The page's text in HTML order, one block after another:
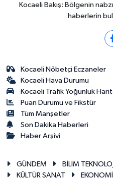
Kocaeli Bakış: Bölgenin
haberlerin
Kocaeli Nöbetçi Eczaneler
Kocaeli Hava Durumu
Kocaeli Trafik Yoğunluk
Puan Durumu ve Fikstür
Tüm Manşetler
Son Dakika Haberleri
Haber Arşivi
GÜNDEM BİLİM
KÜLTÜR SANAT
EKONOMİ